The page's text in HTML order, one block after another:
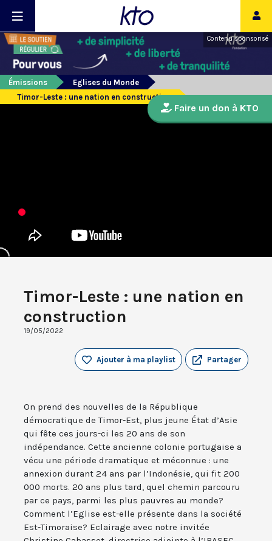
Contenu sponsorisé
Émissions
Eglises du Monde
Timor-Leste : une nation en construction
Timor-Leste : une nation en
construction
19/05/2022
Partager
Ajouter à ma playlist
On prend des nouvelles de la République
démocratique de Timor-Est, plus jeune État d’Asie
qui fête ces jours-ci les 20 ans de son
indépendance. Cette ancienne colonie portugaise a
vécu une période dramatique et méconnue : une
annexion durant 24 ans par l’Indonésie, qui fit 200
000 morts. 20 ans plus tard, quel chemin parcouru
par ce pays, parmi les plus pauvres au monde?
Comment l’Eglise est-elle présente dans la société
Est-Timoraise? Eclairage avec notre invitée
Faire un don à KTO